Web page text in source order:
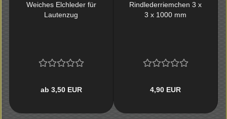
Wei­ches Elch­le­der für
Lau­ten­zug
ab 3,50 EUR
Rind­le­der­riem­chen 3 x
3 x 1000 mm
4,90 EUR